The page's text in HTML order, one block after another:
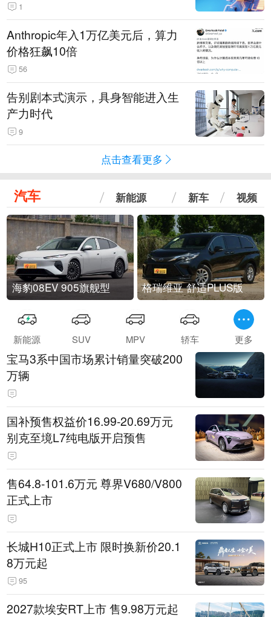
1
Anthropic年入1万亿美元后，算力
价格狂飙10倍
56
告别剧本式演示，具身智能进入生
产力时代
9
点击查看更多
汽车 新能源 新车 视频
海豹08EV 905旗舰型 格瑞维亚 舒适PLUS版
新能源 SUV MPV 轿车 更多
宝马3系中国市场累计销量突破200
万辆
国补预售权益价16.99-20.69万元
别克至境L7纯电版开启预售
售64.8-101.6万元 尊界V680/V800
正式上市
长城H10正式上市 限时换新价20.1
8万元起
95
2027款埃安RT上市 售9.98万元起